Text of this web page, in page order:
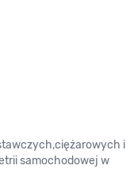
i
samochodowej w